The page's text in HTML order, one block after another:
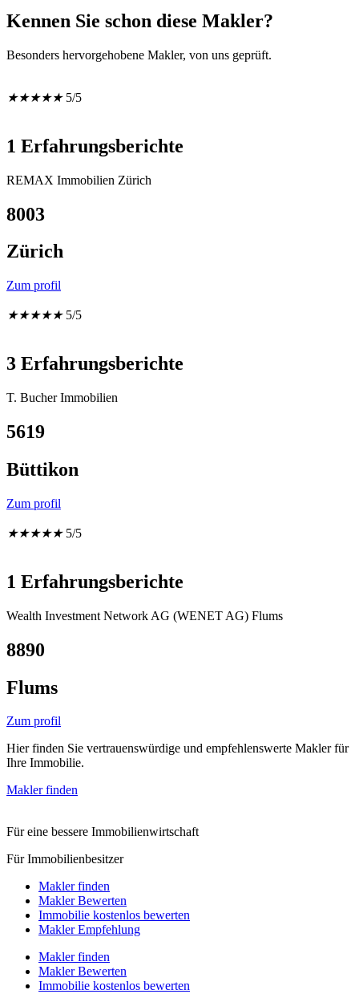
Kennen Sie schon diese Makler?
Besonders hervorgehobene Makler, von uns geprüft.
★★★★★ 5/5
1 Erfahrungsberichte
REMAX Immobilien Zürich
8003
Zürich
Zum profil
★★★★★ 5/5
3 Erfahrungsberichte
T. Bucher Immobilien
5619
Büttikon
Zum profil
★★★★★ 5/5
1 Erfahrungsberichte
Wealth Investment Network AG (WENET AG) Flums
8890
Flums
Zum profil
Hier finden Sie vertrauenswürdige und empfehlenswerte Makler für
Ihre Immobilie.
Makler finden
Für eine bessere Immobilienwirtschaft
Für Immobilienbesitzer
Makler finden
Makler Bewerten
Immobilie kostenlos bewerten
Makler Empfehlung
Makler finden
Makler Bewerten
Immobilie kostenlos bewerten